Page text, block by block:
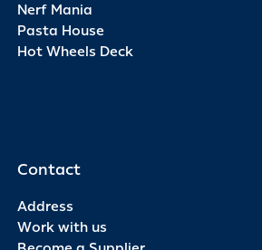
Nerf Mania
Pasta House
Hot Wheels Deck
Contact
Address
Work with us